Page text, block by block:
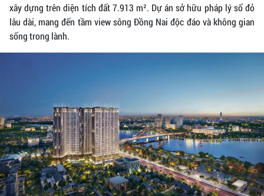
xây dựng trên diện tích đất 7.913 m². Dự án sở hữu pháp lý sổ đỏ
lâu dài, mang đến tầm view sông Đồng Nai độc đáo và không gian
sống trong lành.